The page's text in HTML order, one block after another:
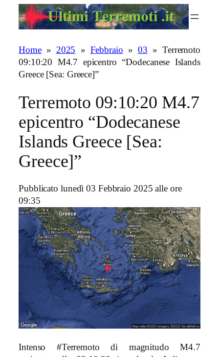
Home» 2025 » Febbraio » 03 » Terremoto
09:10:20 M4.7 epicentro “Dodecanese Islands
Greece [Sea: Greece]”
Terremoto 09:10:20 M4.7
epicentro “Dodecanese
Islands Greece [Sea:
Greece]”
Pubblicato lunedì 03 Febbraio 2025 alle ore
09:35
Intenso #Terremoto di magnitudo M4.7